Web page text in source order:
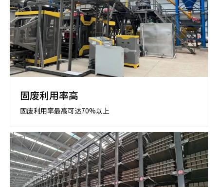
固废利用率高
固废利用率最高可达70%以上